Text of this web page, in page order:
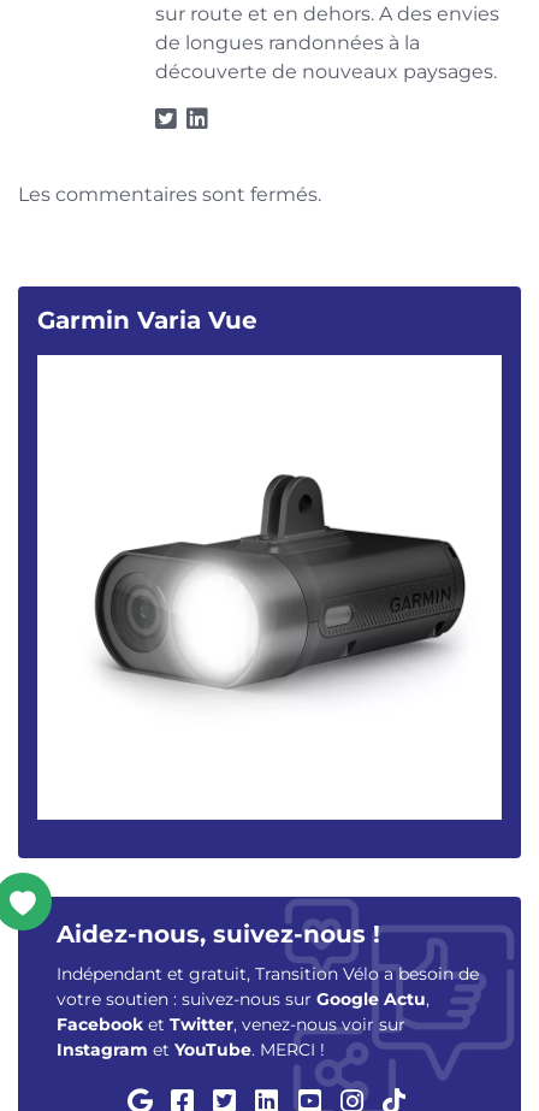
sur route et en dehors. A des envies
de longues randonnées à la
découverte de nouveaux paysages.
Les commentaires sont fermés.
Garmin Varia Vue
Aidez-nous, suivez-nous !
Indépendant et gratuit, Transition Vélo a besoin de
votre soutien : suivez-nous sur Google Actu,
Facebook et Twitter, venez-nous voir sur
Instagram et YouTube. MERCI !